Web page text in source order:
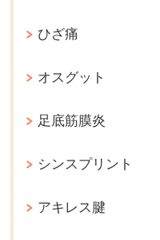
ひざ痛
オスグット
足底筋膜炎
シンスプリント
アキレス腱